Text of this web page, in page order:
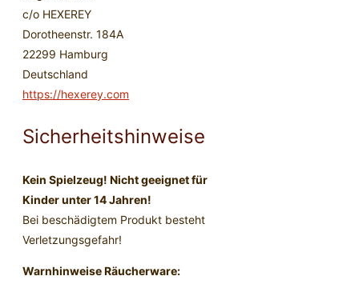
c/o HEXEREY
Dorotheenstr. 184A
22299 Hamburg
Deutschland
https://hexerey.com
Sicherheitshinweise
Kein Spielzeug! Nicht geeignet für
Kinder unter 14 Jahren!
Bei beschädigtem Produkt besteht
Verletzungsgefahr!
Warnhinweise Räucherware: